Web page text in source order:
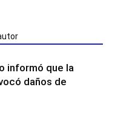
informó que la
daños de